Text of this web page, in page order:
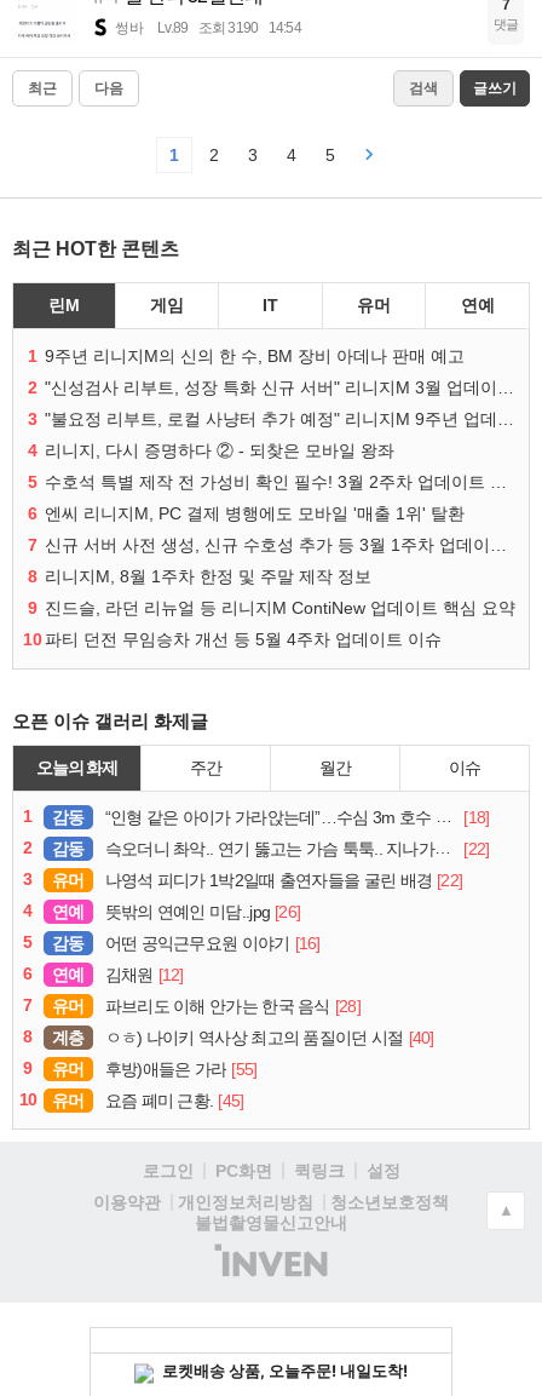
썽바 Lv.89 조회 3190 14:54
7
댓글
최근 다음 검색 글쓰기
1 2 3 4 5
최근 HOT한 콘텐츠
린M 게임 IT 유머 연예
1 9주년 리니지M의 신의 한 수, BM 장비 아데나 판매 예고
2
3
4 리니지, 다시 증명하다 ② - 되찾은 모바일 왕좌
5
6 엔씨 리니지M, PC 결제 병행에도 모바일 '매출 1위' 탈환
7
8 리니지M, 8월 1주차 한정 및 주말 제작 정보
9 진드슬, 라던 리뉴얼 등 리니지M ContiNew 업데이트 핵심 요약
10파티 던전 무임승차 개선 등 5월 4주차 업데이트 이슈
오픈 이슈 갤러리 화제글
오늘의 화제 주간 월간 이슈
1 감동 “인형 같은 아이가 가라앉는데”…수심 3m 호수 뛰어든 60대 의인
[18]
2
감동 슥오더니 촤악.. 연기 뚫고는 가슴 툭툭.. 지나가던 아재의 정체
[22]
3
유머 나영석 피디가 1박2일때 출연자들을 굴린 배경 [22]
4
연예 뜻밖의 연예인 미담..jpg [26]
5
감동 어떤 공익근무요원 이야기 [16]
6
연예 김채원 [12]
7
유머 파브리도 이해 안가는 한국 음식 [28]
8
계층 ㅇㅎ) 나이키 역사상 최고의 품질이던 시절 [40]
9
유머 후방)애들은 가라 [55]
10
유머 요즘 폐미 근황. [45]
로그인 PC화면 퀵링크
설정
이용약관
개인정보처리방침
청소년보호정책
불법촬영물신고안내
(주)
인
▲